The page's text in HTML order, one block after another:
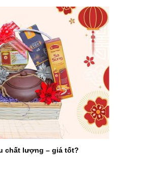
chất lượng – giá tốt?